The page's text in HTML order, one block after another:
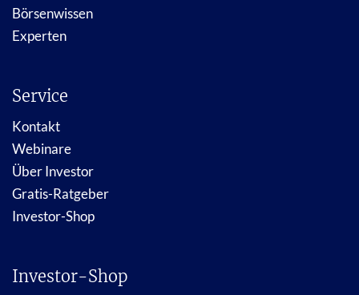
Börsenwissen
Experten
Service
Kontakt
Webinare
Über Investor
Gratis-Ratgeber
Investor-Shop
Investor-Shop